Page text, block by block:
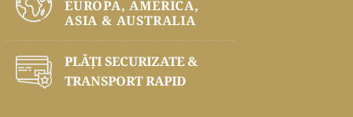
EUROPA, AMERICA,
ASIA & AUSTRALIA
PLĂŢI SECURIZATE &
TRANSPORT RAPID